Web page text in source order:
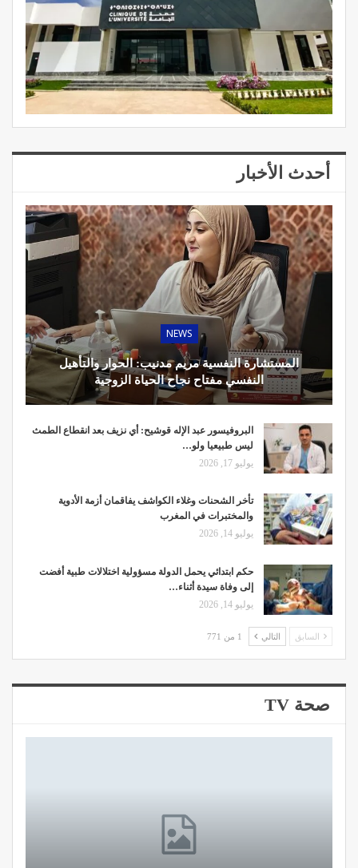
أحدث الأخبار
NEWS
المستشارة النفسية مريم مدنيب: الحوار والتأهيل
النفسي مفتاح نجاح الحياة الزوجية
البروفيسور عبد الإله قوشيح: أي نزيف بعد انقطاع الطمث
ليس طبيعيا ولو…
يوليو 17, 2026
تأخر الشحنات وغلاء الكواشف يفاقمان أزمة الأدوية
والمختبرات في المغرب
يوليو 14, 2026
حكم ابتدائي يحمل الدولة مسؤولية اختلالات طبية أفضت
إلى وفاة سيدة أثناء…
يوليو 14, 2026
السابق التالي 1 من 771
صحة TV